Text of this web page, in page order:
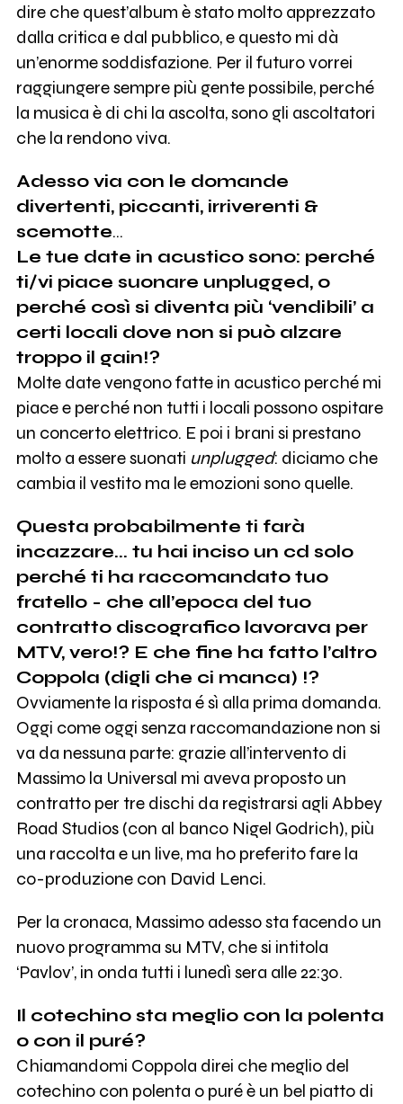
dire che quest’album è stato molto apprezzato
dalla critica e dal pubblico, e questo mi dà
un’enorme soddisfazione. Per il futuro vorrei
raggiungere sempre più gente possibile, perché
la musica è di chi la ascolta, sono gli ascoltatori
che la rendono viva.
Adesso via con le domande
divertenti, piccanti, irriverenti &
scemotte…
Le tue date in acustico sono: perché
ti/vi piace suonare unplugged, o
perché così si diventa più ‘vendibili’ a
certi locali dove non si può alzare
troppo il gain!?
Molte date vengono fatte in acustico perché mi
piace e perché non tutti i locali possono ospitare
un concerto elettrico. E poi i brani si prestano
molto a essere suonati unplugged: diciamo che
cambia il vestito ma le emozioni sono quelle.
Questa probabilmente ti farà
incazzare... tu hai inciso un cd solo
perché ti ha raccomandato tuo
fratello - che all’epoca del tuo
contratto discografico lavorava per
MTV, vero!? E che fine ha fatto l’altro
Coppola (digli che ci manca) !?
Ovviamente la risposta é sì alla prima domanda.
Oggi come oggi senza raccomandazione non si
va da nessuna parte: grazie all’intervento di
Massimo la Universal mi aveva proposto un
contratto per tre dischi da registrarsi agli Abbey
Road Studios (con al banco Nigel Godrich), più
una raccolta e un live, ma ho preferito fare la
co-produzione con David Lenci.
Per la cronaca, Massimo adesso sta facendo un
nuovo programma su MTV, che si intitola
‘Pavlov’, in onda tutti i lunedì sera alle 22:30.
Il cotechino sta meglio con la polenta
o con il puré?
Chiamandomi Coppola direi che meglio del
cotechino con polenta o puré è un bel piatto di